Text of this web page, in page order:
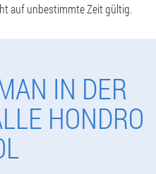
auf unbestimmte Zeit gültig.
IN DER
HONDRO